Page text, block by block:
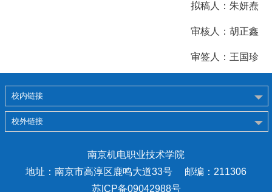
拟稿人：朱妍焘
审核人：胡正鑫
审签人：王国珍
校内链接
校外链接
南京机电职业技术学院
地址：南京市高淳区鹿鸣大道33号 邮编：211306
苏ICP备09042988号